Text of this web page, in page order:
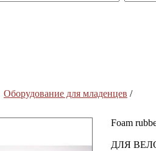
Оборудование для младенцев /
Foam
ДЛЯ